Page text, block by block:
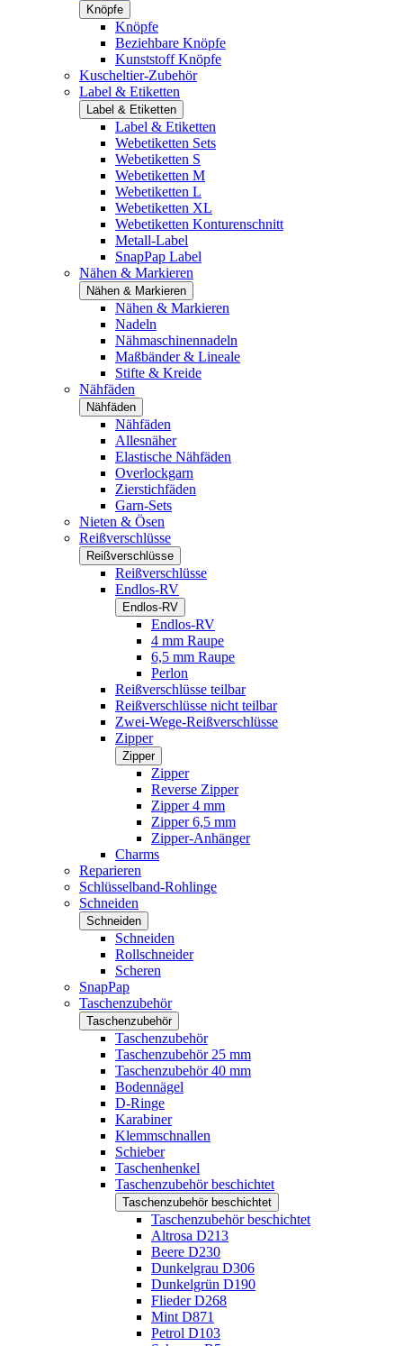
Knöpfe
Knöpfe
Beziehbare Knöpfe
Kunststoff Knöpfe
Kuscheltier-Zubehör
Label & Etiketten
Label & Etiketten
Label & Etiketten
Webetiketten Sets
Webetiketten S
Webetiketten M
Webetiketten L
Webetiketten XL
Webetiketten Konturenschnitt
Metall-Label
SnapPap Label
Nähen & Markieren
Nähen & Markieren
Nähen & Markieren
Nadeln
Nähmaschinennadeln
Maßbänder & Lineale
Stifte & Kreide
Nähfäden
Nähfäden
Nähfäden
Allesnäher
Elastische Nähfäden
Overlockgarn
Zierstichfäden
Garn-Sets
Nieten & Ösen
Reißverschlüsse
Reißverschlüsse
Reißverschlüsse
Endlos-RV
Endlos-RV
Endlos-RV
4 mm Raupe
6,5 mm Raupe
Perlon
Reißverschlüsse teilbar
Reißverschlüsse nicht teilbar
Zwei-Wege-Reißverschlüsse
Zipper
Zipper
Zipper
Reverse Zipper
Zipper 4 mm
Zipper 6,5 mm
Zipper-Anhänger
Charms
Reparieren
Schlüsselband-Rohlinge
Schneiden
Schneiden
Schneiden
Rollschneider
Scheren
SnapPap
Taschenzubehör
Taschenzubehör
Taschenzubehör
Taschenzubehör 25 mm
Taschenzubehör 40 mm
Bodennägel
D-Ringe
Karabiner
Klemmschnallen
Schieber
Taschenhenkel
Taschenzubehör beschichtet
Taschenzubehör beschichtet
Taschenzubehör beschichtet
Altrosa D213
Beere D230
Dunkelgrau D306
Dunkelgrün D190
Flieder D268
Mint D871
Petrol D103